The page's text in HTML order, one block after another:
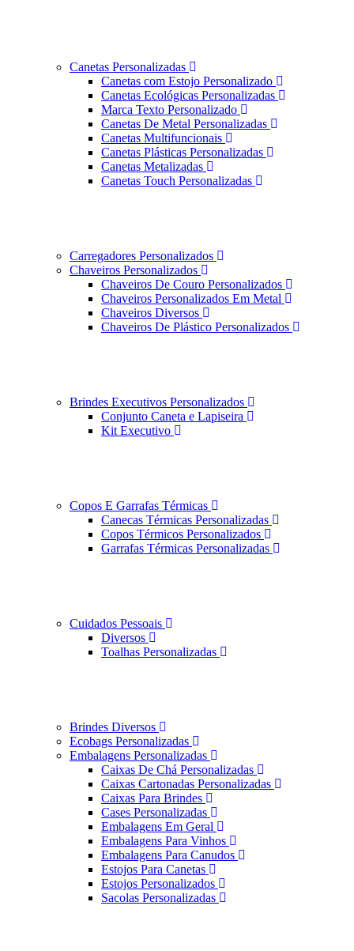
Canetas Personalizadas
Canetas com Estojo Personalizado
Canetas Ecológicas Personalizadas
Marca Texto Personalizado
Canetas De Metal Personalizadas
Canetas Multifuncionais
Canetas Plásticas Personalizadas
Canetas Metalizadas
Canetas Touch Personalizadas
Carregadores Personalizados
Chaveiros Personalizados
Chaveiros De Couro Personalizados
Chaveiros Personalizados Em Metal
Chaveiros Diversos
Chaveiros De Plástico Personalizados
Brindes Executivos Personalizados
Conjunto Caneta e Lapiseira
Kit Executivo
Copos E Garrafas Térmicas
Canecas Térmicas Personalizadas
Copos Térmicos Personalizados
Garrafas Térmicas Personalizadas
Cuidados Pessoais
Diversos
Toalhas Personalizadas
Brindes Diversos
Ecobags Personalizadas
Embalagens Personalizadas
Caixas De Chá Personalizadas
Caixas Cartonadas Personalizadas
Caixas Para Brindes
Cases Personalizadas
Embalagens Em Geral
Embalagens Para Vinhos
Embalagens Para Canudos
Estojos Para Canetas
Estojos Personalizados
Sacolas Personalizadas